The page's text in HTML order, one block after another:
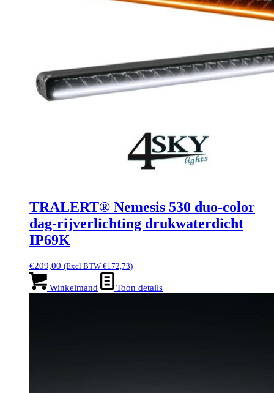
TRALERT® Nemesis 530 duo-color
dag-rijverlichting drukwaterdicht
IP69K
€209,00 (Excl BTW €172,73)
Winkelmand Toon details